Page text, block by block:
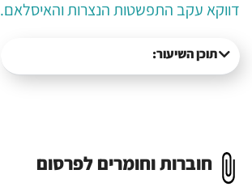
דווקא עקב התפשטות הנצרות והאיסלאם.
תוכן השיעור:
חוברות וחומרים לפרסום